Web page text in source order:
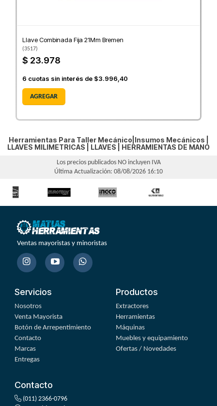
Llave Combinada Fija 21Mm Bremen
(3517)
$ 23.978
6 cuotas sin interés de $3.996,40
AGREGAR
Herramientas Para Taller Mecánico|Insumos Mecánicos |
LLAVES MILIMETRICAS
LLAVES HERRAMIENTAS DE MANO
Los precios publicados NO incluyen IVA
Última Actualización: 08/08/2026 16:10
Ventas mayoristas y minoristas
Servicios
Nosotros
Venta Mayorista
Botón de Arrepentimiento
Contacto
Marcas
Entregas
Productos
Extractores
Herramientas
Máquinas
Muebles y equipamiento
Ofertas / Novedades
Contacto
(011) 2366-0796